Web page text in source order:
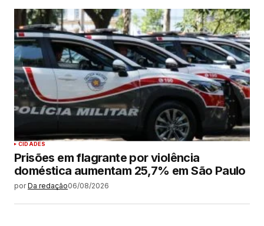
CIDADES
Prisões em flagrante por violência
doméstica aumentam 25,7% em São Paulo
por Da redação06/08/2026